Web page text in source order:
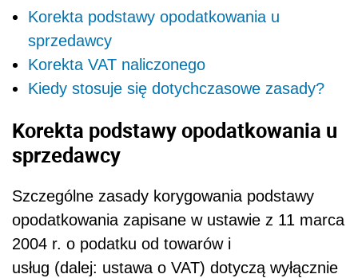
Korekta podstawy opodatkowania u
sprzedawcy
Korekta VAT naliczonego
Kiedy stosuje się dotychczasowe zasady?
Korekta podstawy opodatkowania u
sprzedawcy
Szczególne zasady korygowania podstawy
opodatkowania zapisane w ustawie z 11 marca
2004 r. o podatku od towarów i
usług (dalej: ustawa o VAT) dotyczą wyłącznie